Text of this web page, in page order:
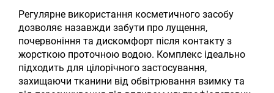
Регулярне використання косметичного засобу
дозволяє назавжди забути про лущення,
почервоніння та дискомфорт після контакту з
жорсткою проточною водою. Комплекс ідеально
підходить для цілорічного застосування,
захищаючи тканини від обвітрювання взимку та